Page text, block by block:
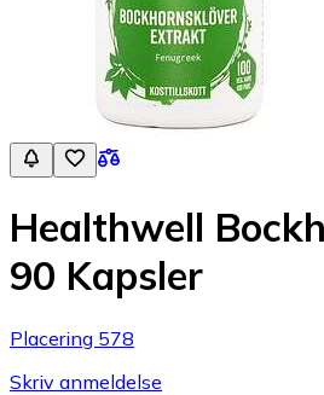
Healthwell
90 Kapsler
Placering 578
Skriv anmeldelse